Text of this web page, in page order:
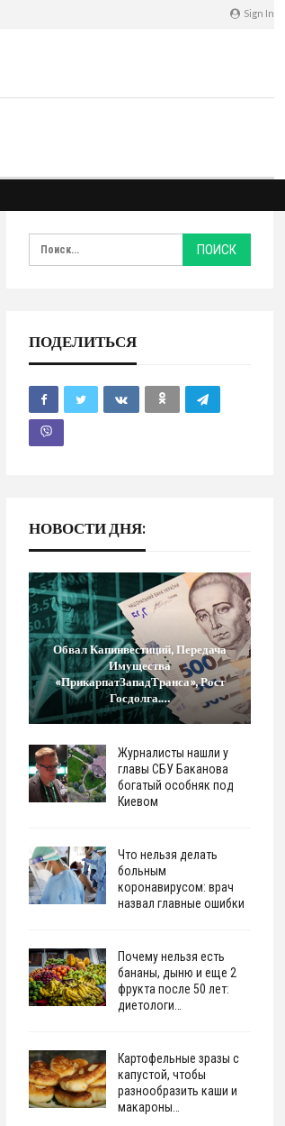
Sign In
ПОДЕЛИТЬСЯ
НОВОСТИ ДНЯ:
Обвал Капинвестиций, Передача
Имущества
«ПрикарпатЗападТранса», Рост
Госдолга.…
Журналисты нашли у
главы СБУ Баканова
богатый особняк под
Киевом
Что нельзя делать
больным
коронавирусом: врач
назвал главные ошибки
Почему нельзя есть
бананы, дыню и еще 2
фрукта после 50 лет:
диетологи…
Картофельные зразы с
капустой, чтобы
разнообразить каши и
макароны…